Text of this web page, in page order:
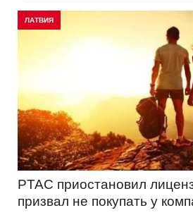
ЛАТВИЯ
PTAC приостановил
призвал не покупать у